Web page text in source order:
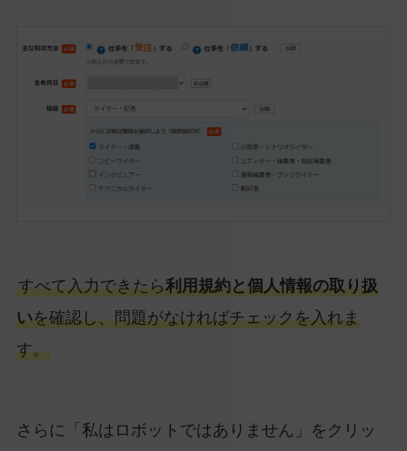
すべて入力できたら利用規約と個人情報の取り扱
いを確認し、問題がなければチェックを入れま
す。
さらに「私はロボットではありません」をクリッ